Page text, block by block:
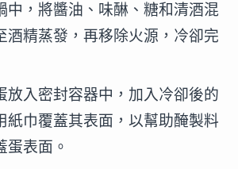
中，將醬油、味醂、糖和清酒混
酒精蒸發，再移除火源，冷卻完
放入密封容器中，加入冷卻後的
紙巾覆蓋其表面，以幫助醃製料
蛋表面。